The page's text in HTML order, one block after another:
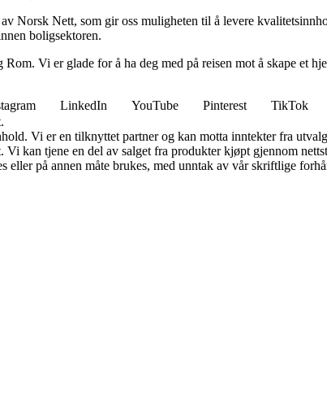
Norsk Nett, som gir oss muligheten til å levere
boligsektoren.
Vi er glade for å ha deg med på reisen mot å skape et
LinkedIn YouTube Pinterest TikTok
Vi er en tilknyttet partner og kan motta inntekter fra
kan tjene en del av salget fra produkter kjøpt gjennom
eller på annen måte brukes, med unntak av vår skriftlige